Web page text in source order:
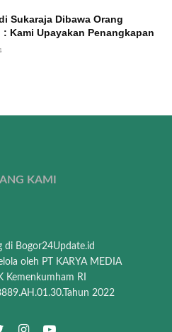
Sukaraja Dibawa Orang
Kami Upayakan Penangkapan
KAMI
di Bogor24Update.id
oleh PT KARYA MEDIA
Kemenkumham RI
2022